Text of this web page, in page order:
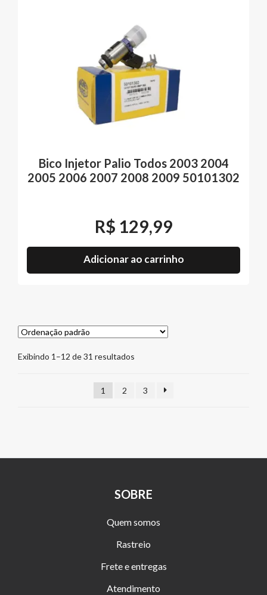
Bico Injetor Palio Todos 2003 2004
2005 2006 2007 2008 2009 50101302
R$ 129,99
Adicionar ao carrinho
Exibindo 1–12 de 31 resultados
1 2 3
SOBRE
Quem somos
Rastreio
Frete e entregas
Atendimento